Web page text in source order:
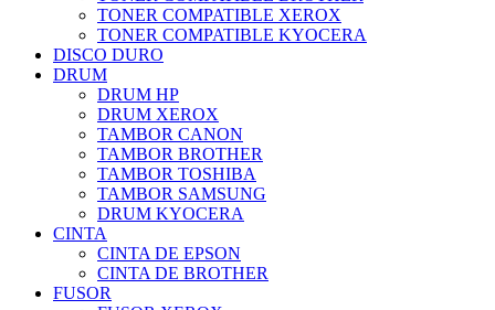
TONER COMPATIBLE XEROX
TONER COMPATIBLE KYOCERA
DISCO DURO
DRUM
DRUM HP
DRUM XEROX
TAMBOR CANON
TAMBOR BROTHER
TAMBOR TOSHIBA
TAMBOR SAMSUNG
DRUM KYOCERA
CINTA
CINTA DE EPSON
CINTA DE BROTHER
FUSOR